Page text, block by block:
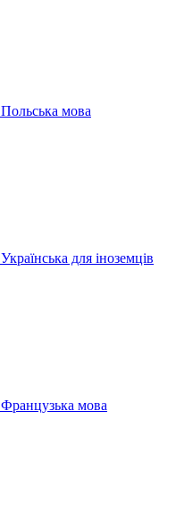
Польська мова
Українська для іноземців
Французька мова